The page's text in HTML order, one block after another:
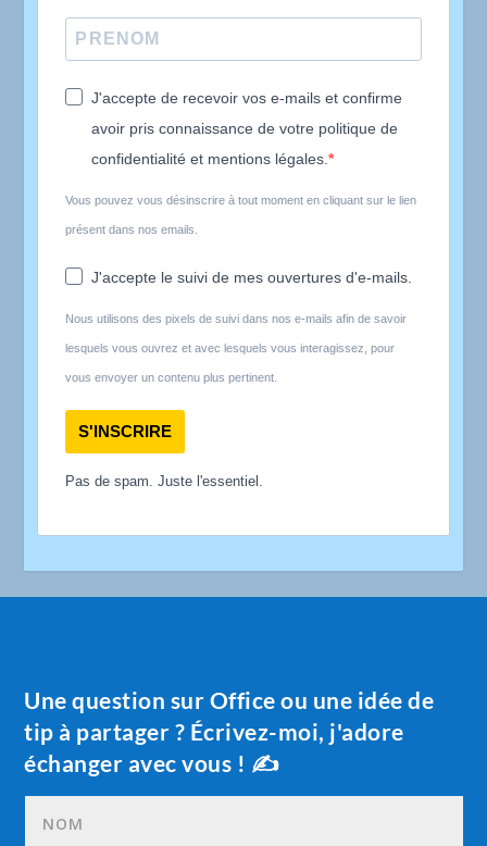
J'accepte de recevoir vos e-mails et confirme
avoir pris connaissance de votre politique de
confidentialité et mentions légales.
Vous pouvez vous désinscrire à tout moment en cliquant sur le lien
présent dans nos emails.
J'accepte le suivi de mes ouvertures d'e-mails.
Nous utilisons des pixels de suivi dans nos e-mails afin de savoir
lesquels vous ouvrez et avec lesquels vous interagissez, pour
vous envoyer un contenu plus pertinent.
S'INSCRIRE
Pas de spam. Juste l'essentiel.
Une question sur Office ou une idée de
tip à partager ? Écrivez-moi, j'adore
échanger avec vous ! ✍️